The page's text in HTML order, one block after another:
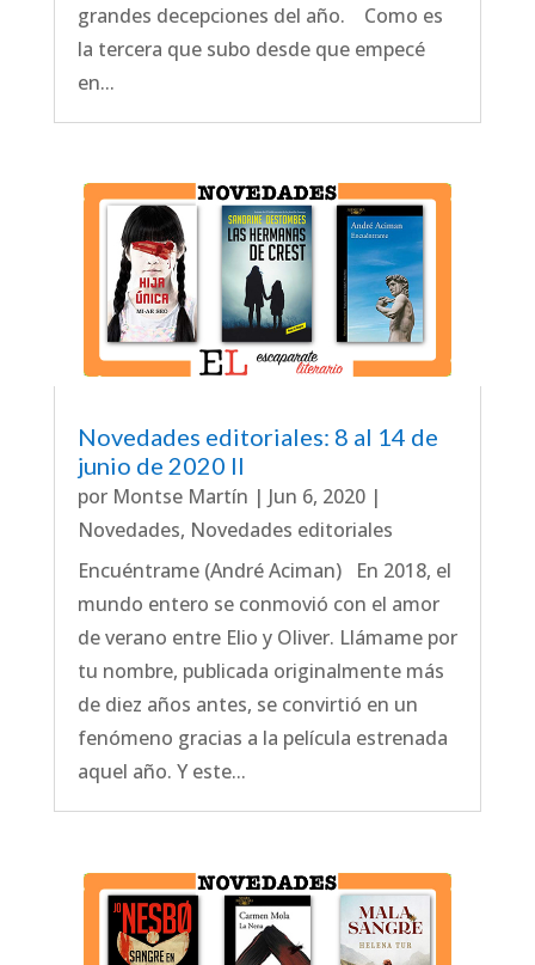
grandes decepciones del año. Como es
la tercera que subo desde que empecé
en...
Novedades editoriales: 8 al 14 de
junio de 2020 II
por Montse Martín | Jun 6, 2020|
Novedades, Novedades editoriales
Encuéntrame (André Aciman) En 2018, el
mundo entero se conmovió con el amor
de verano entre Elio y Oliver. Llámame por
tu nombre, publicada originalmente más
de diez años antes, se convirtió en un
fenómeno gracias a la película estrenada
aquel año. Y este...